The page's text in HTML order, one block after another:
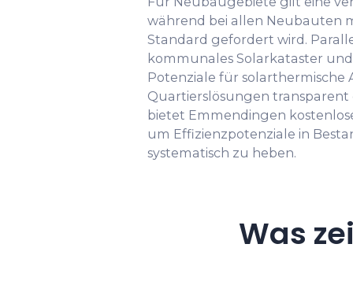
während bei allen Neubauten
Standard gefordert wird.
kommunales Solarkataster
Potenziale für solarthermische
Quartierslösungen
bietet Emmendingen
um Effizienzpotenziale in
systematisch zu heben.
Was